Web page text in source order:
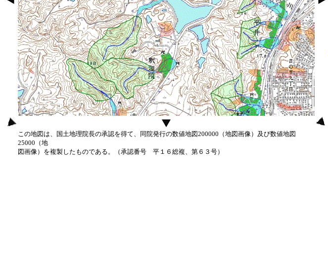
この地図は、国土地理院長の承認を得て、同院発行の数値地図200000（地図画像）及び数値地図
25000（地
図画像）を複製したものである。（承認番号 平１６総複、第６３号）